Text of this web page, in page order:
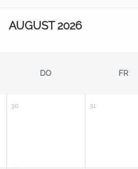
AUGUST 2026
DO FR
30 31